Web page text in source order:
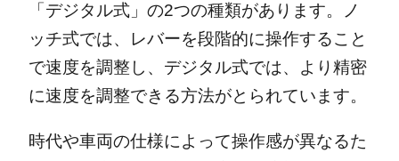
「デジタル式」の2つの種類があります。ノ
ッチ式では、レバーを段階的に操作すること
で速度を調整し、デジタル式では、より精密
に速度を調整できる方法がとられています。
時代や車両の仕様によって操作感が異なるた